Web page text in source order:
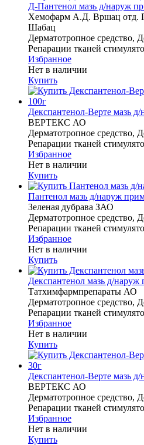
Д-Пантенол мазь д/наруж
Хемофарм А.Д. Вршац отд.
Шабац
Дерматотропное средство,
Репарации тканей
Избранное
Нет в наличии
Купить
Декспантенол-Верте мазь
ВЕРТЕКС АО
Дерматотропное средство,
Репарации тканей
Избранное
Нет в наличии
Купить
Пантенол мазь д/наруж
Зеленая дубрава ЗАО
Дерматотропное средство,
Репарации тканей
Избранное
Нет в наличии
Купить
Декспантенол мазь д/наруж
Татхимфармпрепараты АО
Дерматотропное средство,
Репарации тканей
Избранное
Нет в наличии
Купить
Декспантенол-Верте мазь
ВЕРТЕКС АО
Дерматотропное средство,
Репарации тканей
Избранное
Нет в наличии
Купить